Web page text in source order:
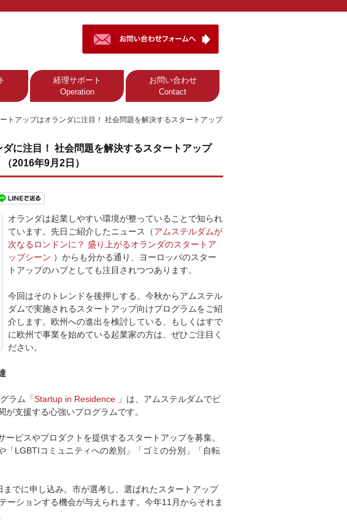
経理サポート
Operation
お問い合わせ
Contact
トアップはオランダに注目！ 社会問題を解決するスタートアップ
に注目！ 社会問題を解決するスタートアップ
2016年9月2日）
オランダは起業しやすい環境が整っていることで知られ
ています。先日ご紹介したニュース（アムステルダムが
次なるロンドンに？ 盛り上がるオランダのスタートア
ップシーン ）からも分かる通り、ヨーロッパのスター
トアップのハブとしても注目されつつあります。
今回はそのトレンドを後押しする、今秋からアムステル
ダムで実施されるスタートアップ向けプログラムをご紹
介します。欧州への進出を検討している、もしくはすで
に欧州で事業を始めている起業家の方は、ぜひご注目く
ださい。
ラム「Startup in Residence 」は、アムステルダムでビ
支援する心強いプログラムです。
ビスやプロダクトを提供するスタートアップを募集。
LGBTIコミュニティへの差別」「ゴミの分別」「自転
でに申し込み。市が選考し、選ばれたスタートアップ
ーションする機会が与えられます。今年11月からそれま